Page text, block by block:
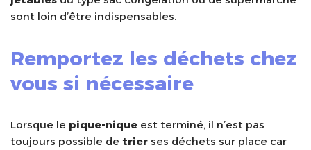
sont loin d’être indispensables.
Remportez les déchets chez
vous si nécessaire
Lorsque le pique-nique est terminé, il n’est pas
toujours possible de trier ses déchets sur place car